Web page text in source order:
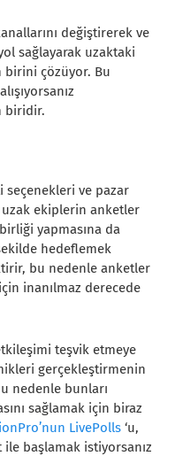
değiştirerek ve
sağlayarak uzaktaki
çözüyor. Bu
biridir.
ve pazar
uzak ekiplerin anketler
yapmasına da
hedeflemek
bu nedenle anketler
inanılmaz derecede
teşvik etmeye
gerçekleştirmenin
nedenle bunları
sağlamak için biraz
LivePolls ‘u,
başlamak istiyorsanız